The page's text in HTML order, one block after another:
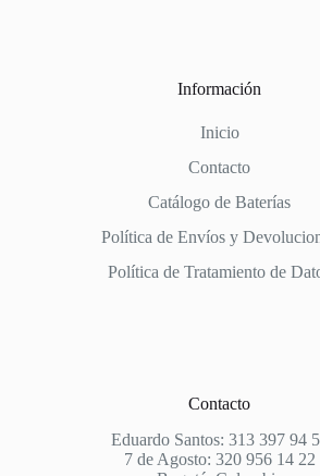
Información
Inicio
Contacto
Catálogo de Baterías
Política de Envíos y
Política de Tratamiento de
Contacto
Eduardo Santos: 313 397 94
7 de Agosto: 320 956 14 22